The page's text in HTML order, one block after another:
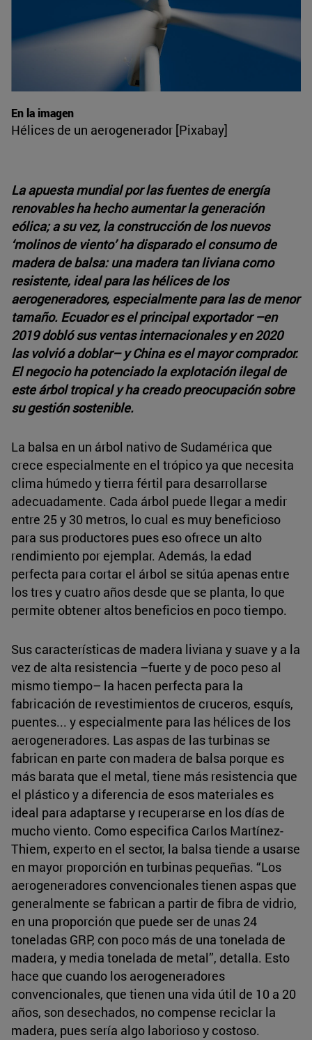
En la imagen
Hélices de un aerogenerador [Pixabay]
La apuesta mundial por las fuentes de energía
renovables ha hecho aumentar la generación
eólica; a su vez, la construcción de los nuevos
‘molinos de viento’ ha disparado el consumo de
madera de balsa: una madera tan liviana como
resistente, ideal para las hélices de los
aerogeneradores, especialmente para las de menor
tamaño. Ecuador es el principal exportador –en
2019 dobló sus ventas internacionales y en 2020
las volvió a doblar– y China es el mayor comprador.
El negocio ha potenciado la explotación ilegal de
este árbol tropical y ha creado preocupación sobre
su gestión sostenible.
La balsa en un árbol nativo de Sudamérica que
crece especialmente en el trópico ya que necesita
clima húmedo y tierra fértil para desarrollarse
adecuadamente. Cada árbol puede llegar a medir
entre 25 y 30 metros, lo cual es muy beneficioso
para sus productores pues eso ofrece un alto
rendimiento por ejemplar. Además, la edad
perfecta para cortar el árbol se sitúa apenas entre
los tres y cuatro años desde que se planta, lo que
permite obtener altos beneficios en poco tiempo.
Sus características de madera liviana y suave y a la
vez de alta resistencia –fuerte y de poco peso al
mismo tiempo– la hacen perfecta para la
fabricación de revestimientos de cruceros, esquís,
puentes... y especialmente para las hélices de los
aerogeneradores. Las aspas de las turbinas se
fabrican en parte con madera de balsa porque es
más barata que el metal, tiene más resistencia que
el plástico y a diferencia de esos materiales es
ideal para adaptarse y recuperarse en los días de
mucho viento. Como especifica Carlos Martínez-
Thiem, experto en el sector, la balsa tiende a usarse
en mayor proporción en turbinas pequeñas. “Los
aerogeneradores convencionales tienen aspas que
generalmente se fabrican a partir de fibra de vidrio,
en una proporción que puede ser de unas 24
toneladas GRP, con poco más de una tonelada de
madera, y media tonelada de metal”, detalla. Esto
hace que cuando los aerogeneradores
convencionales, que tienen una vida útil de 10 a 20
años, son desechados, no compense reciclar la
madera, pues sería algo laborioso y costoso.